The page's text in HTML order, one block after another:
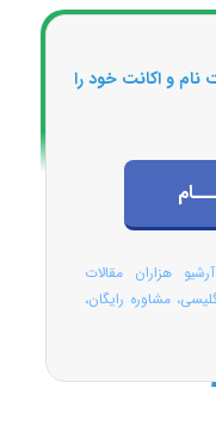
نام و اکانت خود را
هزاران مقالات
مشاوره رایگان،